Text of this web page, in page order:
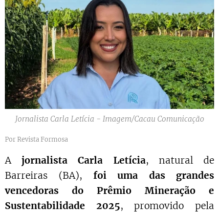
Jornalista Carla Letícia - Imagem/Cacau Comunicação
Por Revista Formosa
Ajornalista Carla Letícia, natural de
Barreiras (BA), foi uma das grandes
vencedoras do Prêmio Mineração e
Sustentabilidade 2025, promovido pela